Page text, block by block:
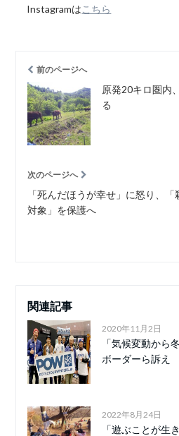
Instagramはこちら
前のページへ
原発20キロ圏内
る
次のページへ
「死んだほうが幸せ」に怒り、「
対象」を保護へ
関連記事
2020年11月2日
「気候変動から
ボーダーら訴え
2022年8月24日
「遊ぶことが生